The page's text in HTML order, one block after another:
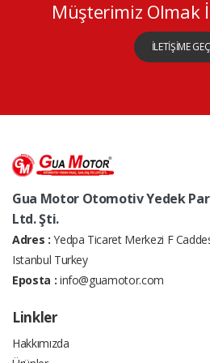
Müşterimiz Olmak
İLETİŞİME GEÇ
Gua Motor Otomotiv Yedek
Ltd. Şti.
Adres : Yedpa Ticaret Merkezi F
Istanbul Turkey
Eposta : info@guamotor.com
Linkler
Hakkımızda